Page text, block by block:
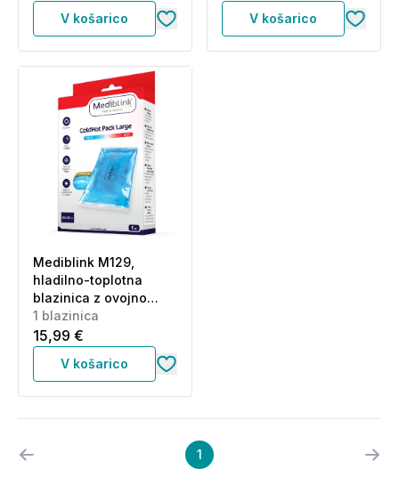
V košarico V košarico
Mediblink M129,
hladilno-toplotna
blazinica z ovojno
vrečko - velikost L - 20
x 30 cm (1 blazinica)
1 blazinica
15,99 €
V košarico
1